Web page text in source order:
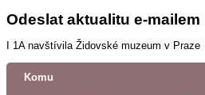
Odeslat aktualitu e-mailem
I 1A navštívila Židovské muzeum v Praze
Komu